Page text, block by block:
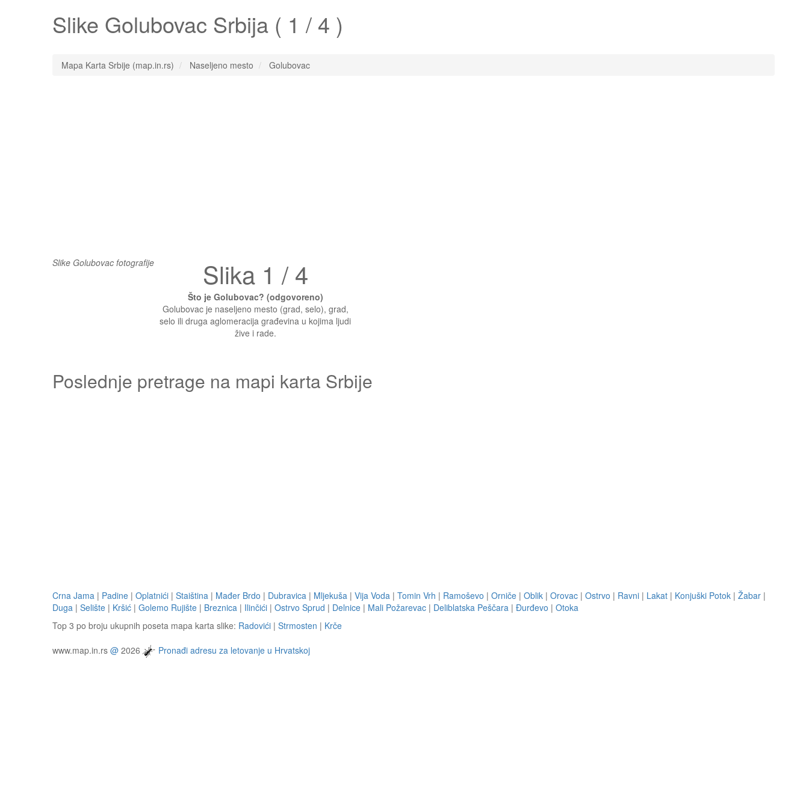
Slike Golubovac Srbija ( 1 / 4 )
Mapa Karta Srbije (map.in.rs) Naseljeno mesto Golubovac
Slike Golubovac fotografije Slika 1 / 4
Što je Golubovac? (odgovoreno)
Golubovac je naseljeno mesto (grad, selo), grad,
selo ili druga aglomeracija građevina u kojima ljudi
žive i rade.
Poslednje pretrage na mapi karta Srbije
Crna Jama | Padine | Oplatnići | Staiština | Mađer Brdo | Dubravica | Mljekuša | Vija Voda | Tomin Vrh | Ramoševo | Orniče | Oblik | Orovac | Ostrvo | Ravni | Lakat | Konjuški Potok | Žabar |
Duga | Selište | Kršić | Golemo Rujište | Breznica | Ilinčići | Ostrvo Sprud | Delnice | Mali Požarevac | Deliblatska Peščara | Ðurđevo | Otoka
Top 3 po broju ukupnih poseta mapa karta slike: Radovići | Strmosten | Krče
www.map.in.rs @ 2026 Pronađi adresu za letovanje u Hrvatskoj